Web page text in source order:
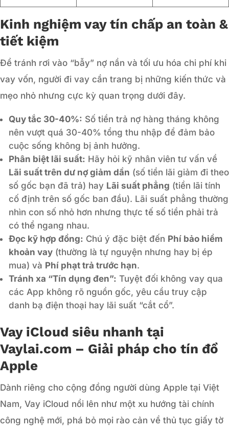
Kinh nghiệm vay tín chấp an toàn &
tiết kiệm
Để tránh rơi vào “bẫy” nợ nần và tối ưu hóa chi phí khi
vay vốn, người đi vay cần trang bị những kiến thức và
mẹo nhỏ nhưng cực kỳ quan trọng dưới đây.
Quy tắc 30-40%: Số tiền trả nợ hàng tháng không
nên vượt quá 30-40% tổng thu nhập để đảm bảo
cuộc sống không bị ảnh hưởng.
Phân biệt lãi suất: Hãy hỏi kỹ nhân viên tư vấn về
Lãi suất trên dư nợ giảm dần (số tiền lãi giảm đi theo
số gốc bạn đã trả) hay Lãi suất phẳng (tiền lãi tính
cố định trên số gốc ban đầu). Lãi suất phẳng thường
nhìn con số nhỏ hơn nhưng thực tế số tiền phải trả
có thể ngang nhau.
Đọc kỹ hợp đồng: Chú ý đặc biệt đến Phí bảo hiểm
khoản vay (thường là tự nguyện nhưng hay bị ép
mua) và Phí phạt trả trước hạn.
Tránh xa “Tín dụng đen”: Tuyệt đối không vay qua
các App không rõ nguồn gốc, yêu cầu truy cập
danh bạ điện thoại hay lãi suất “cắt cổ”.
Vay iCloud siêu nhanh tại
Vaylai.com – Giải pháp cho tín đồ
Apple
Dành riêng cho cộng đồng người dùng Apple tại Việt
Nam, Vay iCloud nổi lên như một xu hướng tài chính
công nghệ mới, phá bỏ mọi rào cản về thủ tục giấy tờ